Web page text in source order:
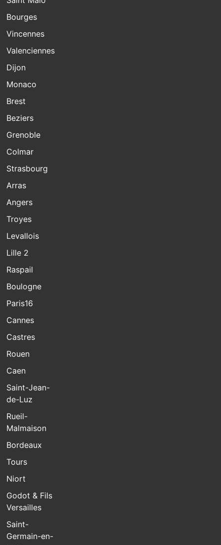
Bourges
Vincennes
Valenciennes
Dijon
Monaco
Brest
Beziers
Grenoble
Colmar
Strasbourg
Arras
Angers
Troyes
Levallois
Lille 2
Raspail
Boulogne
Paris16
Cannes
Castres
Rouen
Caen
Saint-Jean-
de-Luz
Rueil-
Malmaison
Bordeaux
Tours
Niort
Godot & Fils
Versailles
Saint-
Germain-en-